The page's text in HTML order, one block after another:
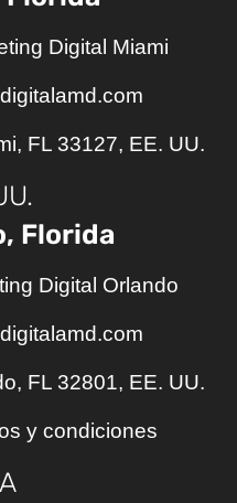
Digital Miami
FL 33127, EE. UU.
Florida
Digital Orlando
FL 32801, EE. UU.
y condiciones